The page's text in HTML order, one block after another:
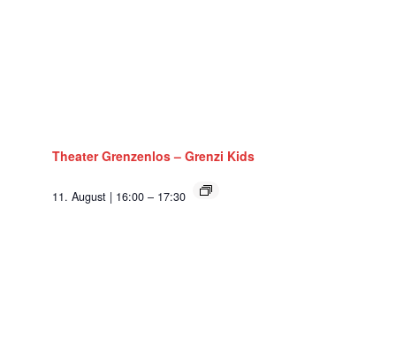
Theater Grenzenlos – Grenzi Kids
11. August | 16:00 – 17:30